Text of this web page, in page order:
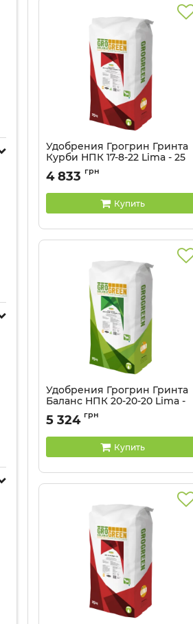
Удобрения Грогрин Гринта
Курби НПК 17-8-22 Lima - 25
Артикул:
4 833 грн
Купить
Удобрения Грогрин Гринта
Баланс НПК 20-20-20 Lima -
Артикул:
5 324 грн
Купить